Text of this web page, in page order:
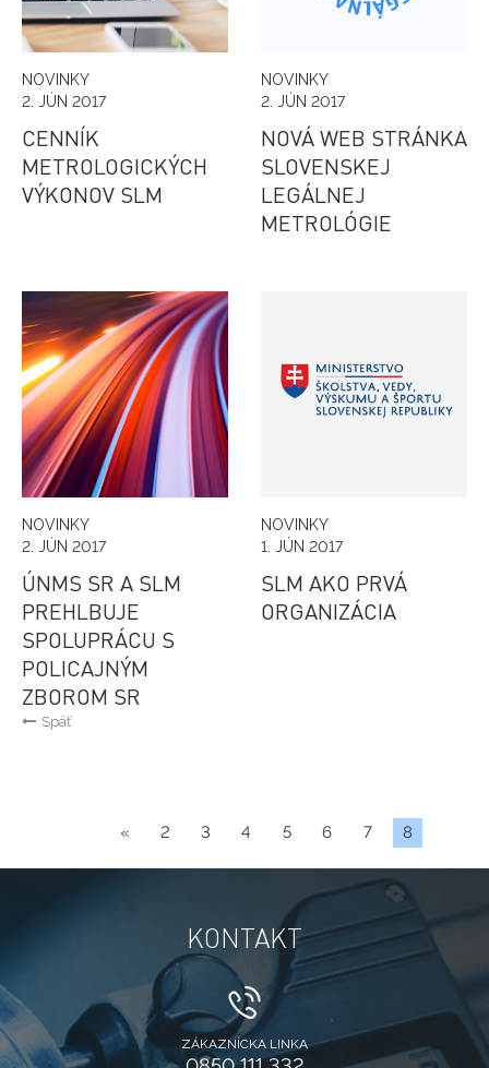
NOVINKY
2. JÚN 2017
CENNÍK
METROLOGICKÝCH
VÝKONOV SLM
NOVINKY
2. JÚN 2017
NOVÁ WEB STRÁNKA
SLOVENSKEJ
LEGÁLNEJ
METROLÓGIE
NOVINKY
2. JÚN 2017
ÚNMS SR A SLM
PREHLBUJE
SPOLUPRÁCU S
POLICAJNÝM
ZBOROM SR
NOVINKY
1. JÚN 2017
SLM AKO PRVÁ
ORGANIZÁCIA
Späť
« 2 3 4 5 6 7 8
KONTAKT
ZÁKAZNÍCKA LINKA